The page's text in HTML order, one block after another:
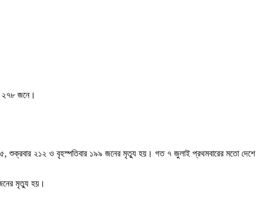
২৭৮ জনে।
শুক্রবার ২১২ ও বৃহস্পতিবার ১৯৯ জনের মৃত্যু হয়। গত ৭ জুলাই প্রথমবারের মতো দেশে
মৃত্যু হয়।